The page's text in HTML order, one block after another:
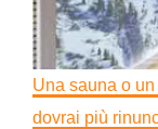
Una sauna o
dovrai più